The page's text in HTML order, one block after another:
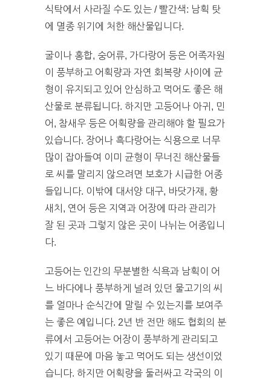
식탁에서 사라질 수도 있는 / 빨간색: 남획 탓
에 멸종 위기에 처한 해산물입니다.
굴이나 홍합, 숭어류, 가다랑어 등은 어족자원
이 풍부하고 어획량과 자연 회복량 사이에 균
형이 유지되고 있어 안심하고 먹어도 좋은 해
산물로 분류됩니다. 하지만 고등어나 아귀, 민
어, 참새우 등은 어획량을 관리해야 할 필요가
있습니다. 장어나 흑다랑어는 식용으로 너무
많이 잡아들여 이미 균형이 무너진 해산물들
로 씨를 말리지 않으려면 보호가 시급한 어종
들입니다. 이밖에 대서양 대구, 바닷가재, 황
새치, 연어 등은 지역과 어장에 따라 관리가
잘 된 곳과 그렇지 않은 곳이 나뉘는 어종입니
다.
고등어는 인간의 무분별한 식욕과 남획이 어
느 바다에나 풍부하게 널려 있던 물고기의 씨
를 얼마나 순식간에 말릴 수 있는지를 보여주
는 좋은 예입니다. 2년 반 전만 해도 협회의 분
류에서 고등어는 어장이 풍부하게 관리되고
있기 때문에 마음 놓고 먹어도 되는 생선이었
습니다. 하지만 어획량을 둘러싸고 각국의 이